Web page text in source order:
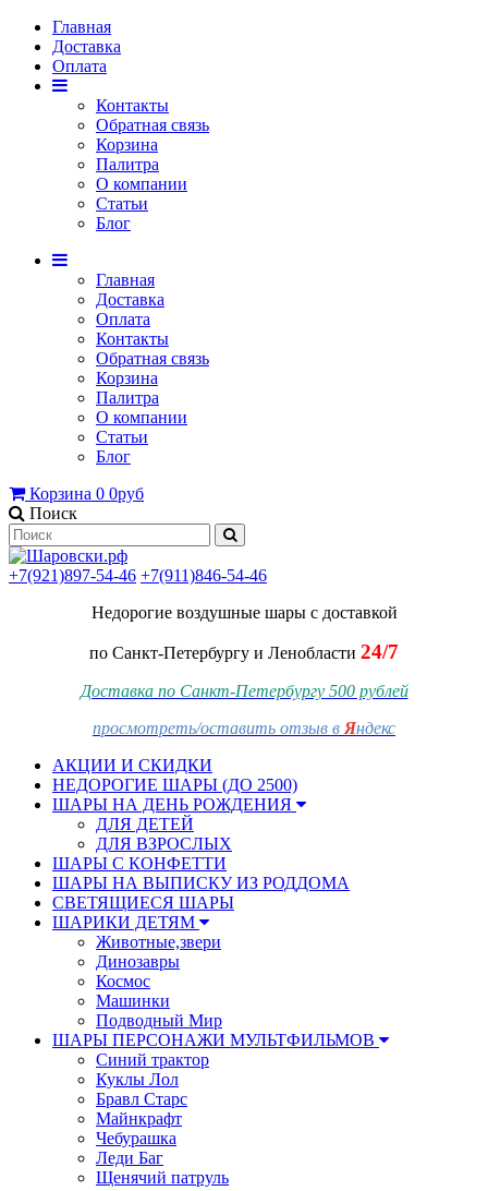
Главная
Доставка
Оплата
Контакты
Обратная связь
Корзина
Палитра
О компании
Статьи
Блог
Главная
Доставка
Оплата
Контакты
Обратная связь
Корзина
Палитра
О компании
Статьи
Блог
Корзина 0 0руб
Поиск
+7(921)897-54-46 +7(911)846-54-46
Недорогие воздушные шары с доставкой
по Санкт-Петербургу и Ленобласти 24/7
Доставка по Санкт-Петербургу 500 рублей
просмотреть/оставить отзыв в Яндекс
АКЦИИ И СКИДКИ
НЕДОРОГИЕ ШАРЫ (ДО 2500)
ШАРЫ НА ДЕНЬ РОЖДЕНИЯ
ДЛЯ ДЕТЕЙ
ДЛЯ ВЗРОСЛЫХ
ШАРЫ С КОНФЕТТИ
ШАРЫ НА ВЫПИСКУ ИЗ РОДДОМА
СВЕТЯЩИЕСЯ ШАРЫ
ШАРИКИ ДЕТЯМ
Животные,звери
Динозавры
Космос
Машинки
Подводный Мир
ШАРЫ ПЕРСОНАЖИ МУЛЬТФИЛЬМОВ
Синий трактор
Куклы Лол
Бравл Старс
Майнкрафт
Чебурашка
Леди Баг
Щенячий патруль